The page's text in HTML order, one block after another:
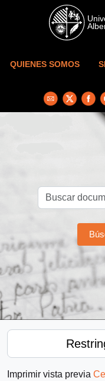
Skip to main content
QUIENES SOMOS
Imprimir vista previa